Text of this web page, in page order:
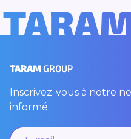
TARAMGROUP
Inscrivez-vous à notre
informé.